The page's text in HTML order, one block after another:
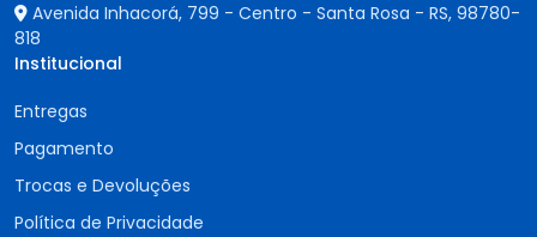
Avenida Inhacorá, 799 - Centro - Santa Rosa - RS, 98780-
818
Institucional
Entregas
Pagamento
Trocas e Devoluções
Política de Privacidade